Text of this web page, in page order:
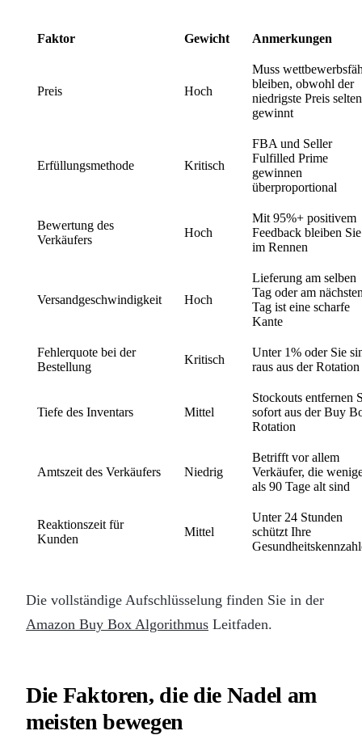
Faktor Gewicht Anmerkungen
Preis Hoch
Muss
bleiben, obwohl der
niedrigste Preis selten
gewinnt
Erfüllungsmethode Kritisch
FBA und Seller
Fulfilled Prime
gewinnen
überproportional
Bewertung des
Verkäufers
Hoch
Mit 95%+ positivem
Feedback bleiben Sie
im Rennen
Versandgeschwindigkeit Hoch
Lieferung am selben
Tag oder am
Tag ist eine scharfe
Kante
Fehlerquote bei der
Bestellung
Kritisch
Unter 1% oder Sie
raus aus der Rotation
Tiefe des Inventars Mittel
Stockouts entfernen
sofort aus der Buy
Rotation
Amtszeit des Verkäufers Niedrig
Betrifft vor allem
Verkäufer, die
als 90 Tage alt sind
Reaktionszeit für
Kunden
Mittel
Unter 24 Stunden
schützt Ihre
Die vollständige Aufschlüsselung finden Sie in der
Amazon Buy Box Algorithmus Leitfaden.
Die Faktoren, die die Nadel am
meisten bewegen